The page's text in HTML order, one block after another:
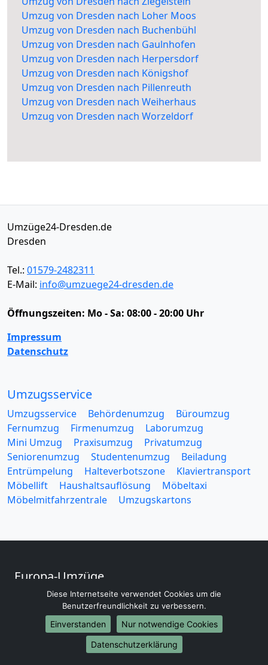
Umzug von Dresden nach Loher Moos
Umzug von Dresden nach Buchenbühl
Umzug von Dresden nach Gaulnhofen
Umzug von Dresden nach Herpersdorf
Umzug von Dresden nach Königshof
Umzug von Dresden nach Pillenreuth
Umzug von Dresden nach Weiherhaus
Umzug von Dresden nach Worzeldorf
Umzüge24-Dresden.de
Dresden
Tel.: 01579-2482311
E-Mail: info@umzuege24-dresden.de
Öffnungszeiten: Mo - Sa: 08:00 - 20:00 Uhr
Impressum
Datenschutz
Umzugsservice
Umzugsservice Behördenumzug
Büroumzug
Fernumzug
Firmenumzug
Laborumzug
Mini Umzug
Praxisumzug
Privatumzug
Seniorenumzug
Studentenumzug
Beiladung
Entrümpelung
Halteverbotszone
Klaviertransport
Möbellift
Haushaltsauflösung
Möbeltaxi
Möbelmitfahrzentrale
Umzugskartons
Europa-Umzüge
Umzug von Dresden nach Belarus
Umzug von Dresden nach Belgien
Umzug von Dresden nach Bulgarien
Umzug von Dresden nach Dänemark
Umzug von Dresden nach England
Diese Internetseite verwendet Cookies um die
Benutzerfreundlichkeit zu verbessern.
Einverstanden
Nur notwendige Cookies
Datenschutzerklärung